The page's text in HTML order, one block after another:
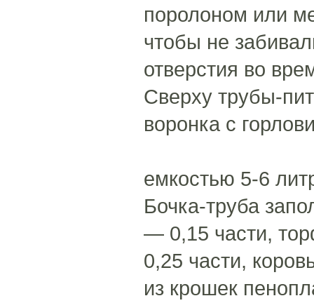
поролоном или
чтобы не
отверстия во
Сверху трубы-
воронка с
емкостью 5-6
Бочка-труба
— 0,15 части,
0,25 части,
из крошек